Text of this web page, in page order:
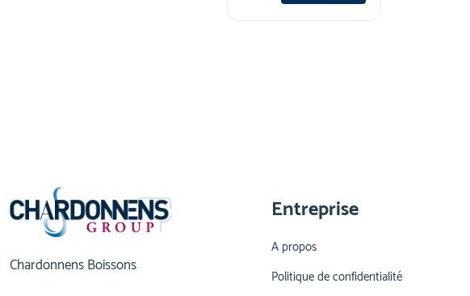
Chardonnens Boissons
Entreprise
A propos
Politique de confidentialité